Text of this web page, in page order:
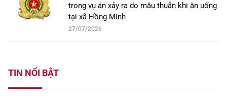
trong vụ án xảy ra do mâu thuẫn khi ăn uống
tại xã Hồng Minh
27/07/2026
TIN NỔI BẬT